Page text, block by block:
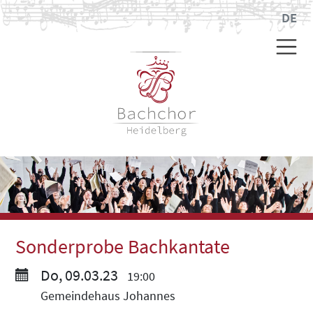
DE
Sonderprobe Bachkantate
Do, 09.03.23
19:00
Gemeindehaus Johannes